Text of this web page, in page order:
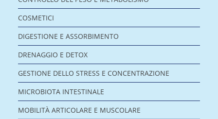
COSMETICI
DIGESTIONE E ASSORBIMENTO
DRENAGGIO E DETOX
GESTIONE DELLO STRESS E CONCENTRAZIONE
MICROBIOTA INTESTINALE
MOBILITÀ ARTICOLARE E MUSCOLARE